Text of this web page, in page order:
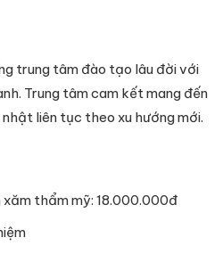
trung tâm đào tạo lâu đời với
Trung tâm cam kết mang đến
liên tục theo xu hướng mới.
thẩm mỹ: 18.000.000đ